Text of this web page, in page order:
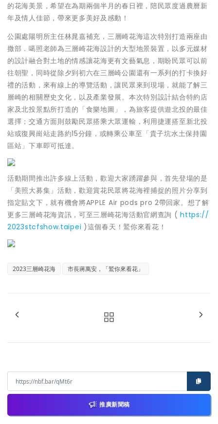
的花海美景，希望在為期兩個半月的春日裡，陪民眾度過農曆新
年及情人佳節，帶來更多美好及感動！
公園處陽明所主任林晁嘉補充，三層崎花海這次特別打造兩座由
撒部．噶照老師為三層崎花海設計的大型地景裝置，以多元媒材
的設計融合對土地的情感讓花海更有文藝氣息，期盼民眾可以前
往朝聖，同時從除夕到初六在三層崎公園還有一系列的打卡換好
禮的活動，來有線上的導覽活動，讓民眾來到現場，就能了解三
層崎的相關歷史文化，以及產業發展。本次特別設計結合特約店
家及北投景點所打造的「食樂地圖」，為旅客提供遊北投的最佳
選擇；交通方面則鼓勵民眾搭乘大眾運輸，利用捷運搭至新北投
站或復興崗站走路約15分鐘，或轉乘公車至「貴子坑水土保持園
區站」下車即可抵達。
活動期間推出許多線上活動，歡迎大家踴躍參與，首先登場的是
「美照大募集」活動，歡迎賞花民眾將花海裡捕捉的照片分享到
指定貼文下，就有機會將APPLE Air pods pro 2帶回家。想了解
更多三層崎花海資訊，可至三層崎花海活動官網查詢 (https://
2023stcfshow.taipei )這個春天！鷲你來看花！
2023三層崎花海 市長蔣萬安，「鷲你來看花」
推廣新聞稿